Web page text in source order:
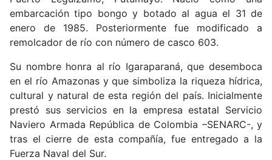
embarcación tipo bongo y botado al agua el 31 de
enero de 1985. Posteriormente fue modificado a
remolcador de río con número de casco 603.
Su nombre honra al río Igaraparaná, que desemboca
en el río Amazonas y que simboliza la riqueza hídrica,
cultural y natural de esta región del país. Inicialmente
prestó sus servicios en la empresa estatal Servicio
Naviero Armada República de Colombia –SENARC-, y
tras el cierre de esta compañía, fue entregado a la
Fuerza Naval del Sur.